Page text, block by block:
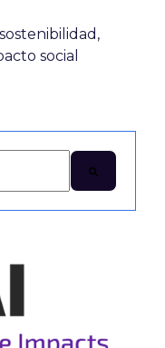
sostenibilidad ,
social
con una función de